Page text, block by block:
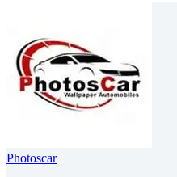
Photoscar